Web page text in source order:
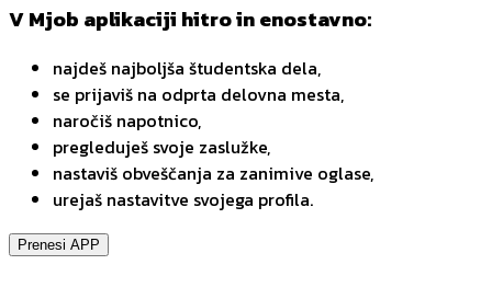
V Mjob aplikaciji hitro in enostavno:
najdeš najboljša študentska dela,
se prijaviš na odprta delovna mesta,
naročiš napotnico,
pregleduješ svoje zaslužke,
nastaviš obveščanja za zanimive oglase,
urejaš nastavitve svojega profila.
Prenesi APP